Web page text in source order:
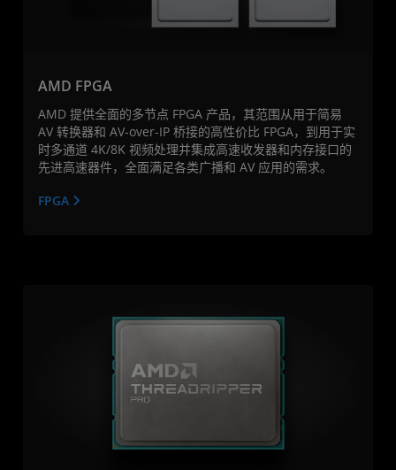
AMD FPGA
AMD 提供全面的多节点 FPGA 产品，其范围从用于简易
AV 转换器和 AV-over-IP 桥接的高性价比 FPGA，到用于实
时多通道 4K/8K 视频处理并集成高速收发器和内存接口的
先进高速器件，全面满足各类广播和 AV 应用的需求。
FPGA